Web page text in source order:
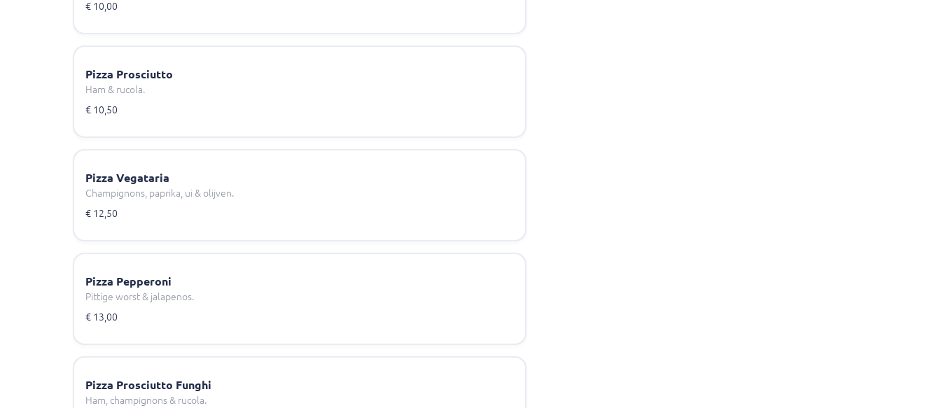
€ 10,00
Pizza Prosciutto
Ham & rucola.
€ 10,50
Pizza Vegataria
Champignons, paprika, ui & olijven.
€ 12,50
Pizza Pepperoni
Pittige worst & jalapenos.
€ 13,00
Pizza Prosciutto Funghi
Ham, champignons & rucola.